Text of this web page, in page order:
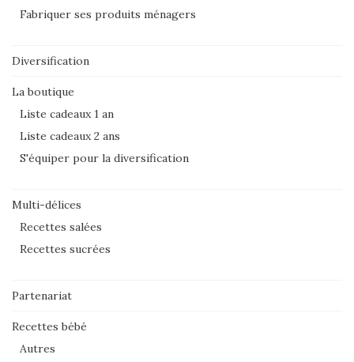
Fabriquer ses produits ménagers
Diversification
La boutique
Liste cadeaux 1 an
Liste cadeaux 2 ans
S'équiper pour la diversification
Multi-délices
Recettes salées
Recettes sucrées
Partenariat
Recettes bébé
Autres